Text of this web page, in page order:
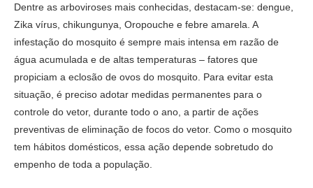
Dentre as arboviroses mais conhecidas, destacam-se: dengue,
Zika vírus, chikungunya, Oropouche e febre amarela. A
infestação do mosquito é sempre mais intensa em razão de
água acumulada e de altas temperaturas – fatores que
propiciam a eclosão de ovos do mosquito. Para evitar esta
situação, é preciso adotar medidas permanentes para o
controle do vetor, durante todo o ano, a partir de ações
preventivas de eliminação de focos do vetor. Como o mosquito
tem hábitos domésticos, essa ação depende sobretudo do
empenho de toda a população.